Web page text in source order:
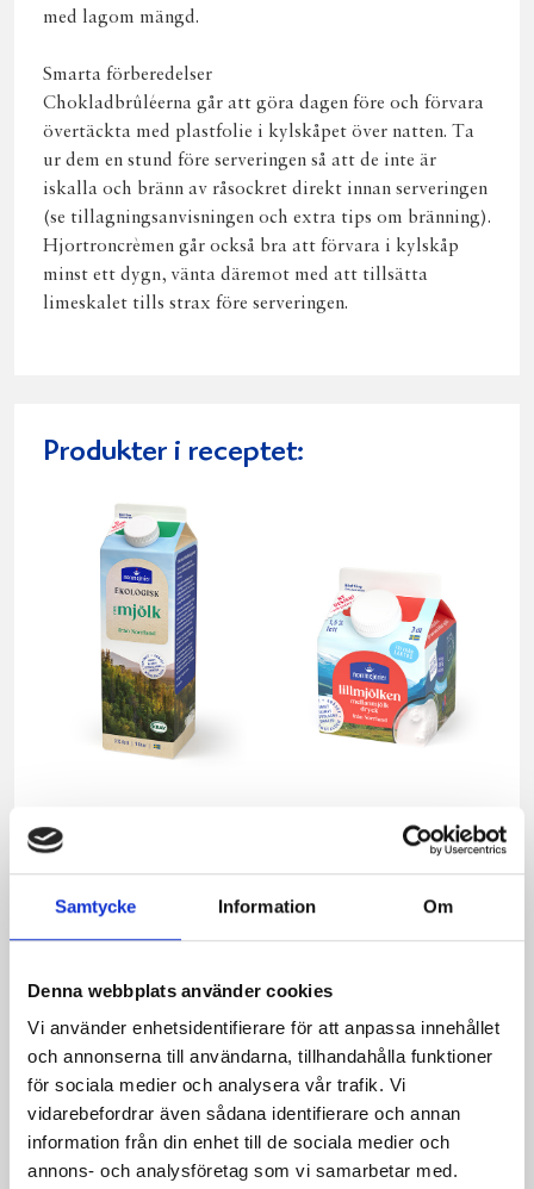
Samtycke Information Om
Denna webbplats använder cookies
Vi använder enhetsidentifierare för att anpassa innehållet
och annonserna till användarna, tillhandahålla funktioner
för sociala medier och analysera vår trafik. Vi
vidarebefordrar även sådana identifierare och annan
information från din enhet till de sociala medier och
annons- och analysföretag som vi samarbetar med.
med lagom mängd.
Smarta förberedelser
Chokladbrûléerna går att göra dagen före och förvara
övertäckta med plastfolie i kylskåpet över natten. Ta
ur dem en stund före serveringen så att de inte är
iskalla och bränn av råsockret direkt innan serveringen
(se tillagningsanvisningen och extra tips om bränning).
Hjortroncrèmen går också bra att förvara i kylskåp
minst ett dygn, vänta däremot med att tillsätta
limeskalet tills strax före serveringen.
Produkter i receptet:
1,5% laktosfri 3dl